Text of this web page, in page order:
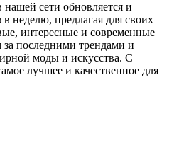
сети обновляется и
в неделю, предлагая для своих
интересные и современные
последними трендами и
моды и искусства. С
лучшее и качественное для